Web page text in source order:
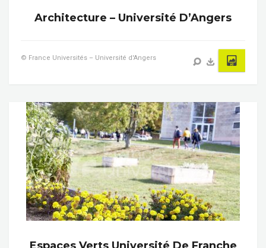
Architecture – Université D’Angers
© France Universités – Université d'Angers